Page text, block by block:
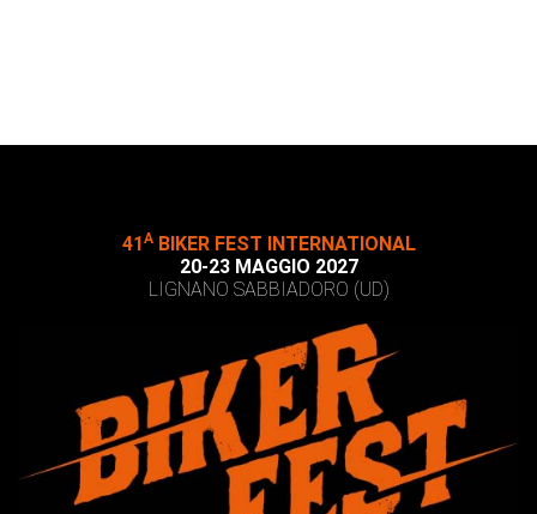
41ABIKER FEST INTERNATIONAL
20-23 MAGGIO 2027
LIGNANO SABBIADORO (UD)